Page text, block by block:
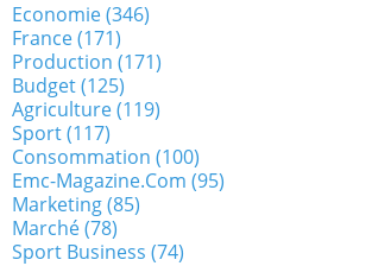
Economie(346)
France(171)
Production (171)
Budget(125)
Agriculture(119)
Sport(117)
Consommation (100)
Emc-Magazine.com (95)
Marketing(85)
Marché(78)
Sport Business (74)